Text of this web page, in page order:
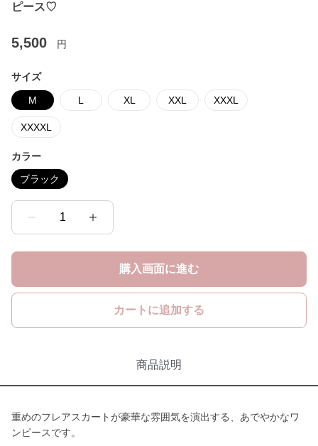
ピース♡
5,500 円
サイズ
M L XL XXL XXXL
XXXXL
カラー
ブラック
1
購入画面に進む
カートに追加する
商品説明
重めのフレアスカートが豪華な雰囲気を演出する、あでやかなワ
ンピースです。